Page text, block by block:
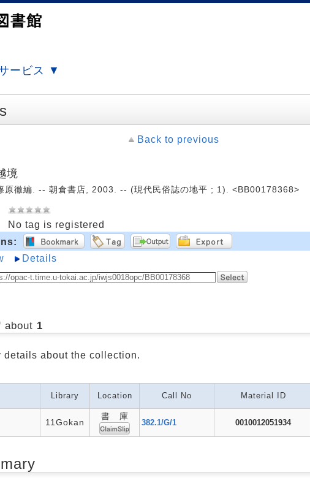
ービス ▼
Back to previous
境
原徹編. -- 朝倉書店, 2003. -- (現代民俗誌の地平 ; 1). <BB00178368>
No tag is registered
Details
about 1
about the collection.
Library Location Call No Material ID
11Gokan
書 庫
382.1/G/1 0010012051934